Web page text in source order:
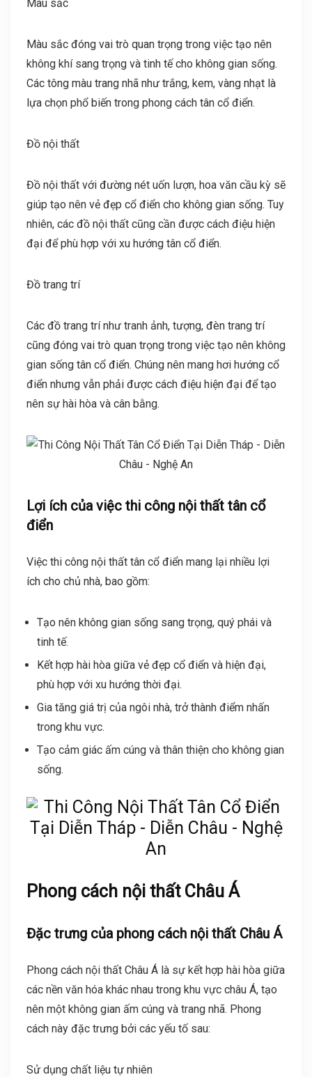
Màu sắc
Màu sắc đóng vai trò quan trọng trong việc tạo nên
không khí sang trọng và tinh tế cho không gian sống.
Các tông màu trang nhã như trắng, kem, vàng nhạt là
lựa chọn phổ biến trong phong cách tân cổ điển.
Đồ nội thất
Đồ nội thất với đường nét uốn lượn, hoa văn cầu kỳ sẽ
giúp tạo nên vẻ đẹp cổ điển cho không gian sống. Tuy
nhiên, các đồ nội thất cũng cần được cách điệu hiện
đại để phù hợp với xu hướng tân cổ điển.
Đồ trang trí
Các đồ trang trí như tranh ảnh, tượng, đèn trang trí
cũng đóng vai trò quan trọng trong việc tạo nên không
gian sống tân cổ điển. Chúng nên mang hơi hướng cổ
điển nhưng vẫn phải được cách điệu hiện đại để tạo
nên sự hài hòa và cân bằng.
Lợi ích của việc thi công nội thất tân cổ
điển
Việc thi công nội thất tân cổ điển mang lại nhiều lợi
ích cho chủ nhà, bao gồm:
Tạo nên không gian sống sang trọng, quý phái và
tinh tế.
Kết hợp hài hòa giữa vẻ đẹp cổ điển và hiện đại,
phù hợp với xu hướng thời đại.
Gia tăng giá trị của ngôi nhà, trở thành điểm nhấn
trong khu vực.
Tạo cảm giác ấm cúng và thân thiện cho không gian
sống.
Phong cách nội thất Châu Á
Đặc trưng của phong cách nội thất Châu Á
Phong cách nội thất Châu Á là sự kết hợp hài hòa giữa
các nền văn hóa khác nhau trong khu vực châu Á, tạo
nên một không gian ấm cúng và trang nhã. Phong
cách này đặc trưng bởi các yếu tố sau:
Sử dụng chất liệu tự nhiên